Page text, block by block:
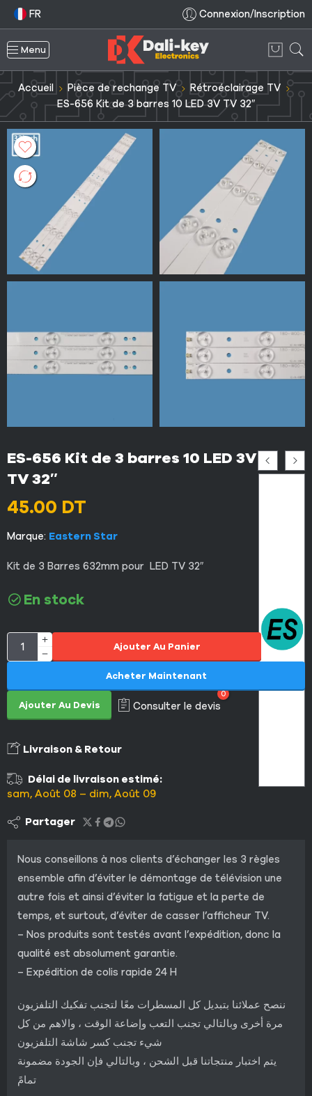
FR Connexion/Inscription
Menu
Accueil Pièce de rechange TV
Rétroéclairage TV
ES-656 Kit de 3 barres 10 LED 3V TV 32″
ES-656 Kit de 3 barres 10 LED 3V
TV 32″
45.00 DT
Marque: Eastern Star
Kit de 3 Barres 632mm pour LED TV 32″
En stock
Ajouter Au Panier
Ajouter Au Devis Consulter le devis
0
Acheter Maintenant
Livraison & Retour
Délai de livraison estimé:
sam, Août 08 – dim, Août 09
Partager
Nous conseillons à nos clients d’échanger les 3 règles
ensemble afin d’éviter le démontage de télévision une
autre fois et ainsi d’éviter la fatigue et la perte de
temps, et surtout, d’éviter de casser l’afficheur TV.
– Nos produits sont testés avant l’expédition, donc la
qualité est absolument garantie.
– Expédition de colis rapide 24 H
ننصح عملائنا بتبديل كل المسطرات معًا لتجنب تفكيك التلفزيون
مرة أخرى وبالتالي تجنب التعب وإضاعة الوقت ، والاهم من كل
شيء تجنب كسر شاشة التلفزيون
يتم اختبار منتجاتنا قبل الشحن ، وبالتالي فإن الجودة مضمونة
تمامً